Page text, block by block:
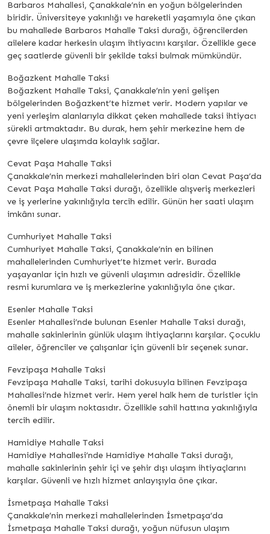
Barbaros Mahallesi, Çanakkale’nin en yoğun bölgelerinden
biridir. Üniversiteye yakınlığı ve hareketli yaşamıyla öne çıkan
bu mahallede Barbaros Mahalle Taksi durağı, öğrencilerden
ailelere kadar herkesin ulaşım ihtiyacını karşılar. Özellikle gece
geç saatlerde güvenli bir şekilde taksi bulmak mümkündür.
Boğazkent Mahalle Taksi
Boğazkent Mahalle Taksi, Çanakkale’nin yeni gelişen
bölgelerinden Boğazkent’te hizmet verir. Modern yapılar ve
yeni yerleşim alanlarıyla dikkat çeken mahallede taksi ihtiyacı
sürekli artmaktadır. Bu durak, hem şehir merkezine hem de
çevre ilçelere ulaşımda kolaylık sağlar.
Cevat Paşa Mahalle Taksi
Çanakkale’nin merkezi mahallelerinden biri olan Cevat Paşa’da
Cevat Paşa Mahalle Taksi durağı, özellikle alışveriş merkezleri
ve iş yerlerine yakınlığıyla tercih edilir. Günün her saati ulaşım
imkânı sunar.
Cumhuriyet Mahalle Taksi
Cumhuriyet Mahalle Taksi, Çanakkale’nin en bilinen
mahallelerinden Cumhuriyet’te hizmet verir. Burada
yaşayanlar için hızlı ve güvenli ulaşımın adresidir. Özellikle
resmi kurumlara ve iş merkezlerine yakınlığıyla öne çıkar.
Esenler Mahalle Taksi
Esenler Mahallesi’nde bulunan Esenler Mahalle Taksi durağı,
mahalle sakinlerinin günlük ulaşım ihtiyaçlarını karşılar. Çocuklu
aileler, öğrenciler ve çalışanlar için güvenli bir seçenek sunar.
Fevzipaşa Mahalle Taksi
Fevzipaşa Mahalle Taksi, tarihi dokusuyla bilinen Fevzipaşa
Mahallesi’nde hizmet verir. Hem yerel halk hem de turistler için
önemli bir ulaşım noktasıdır. Özellikle sahil hattına yakınlığıyla
tercih edilir.
Hamidiye Mahalle Taksi
Hamidiye Mahallesi’nde Hamidiye Mahalle Taksi durağı,
mahalle sakinlerinin şehir içi ve şehir dışı ulaşım ihtiyaçlarını
karşılar. Güvenli ve hızlı hizmet anlayışıyla öne çıkar.
İsmetpaşa Mahalle Taksi
Çanakkale’nin merkezi mahallelerinden İsmetpaşa’da
İsmetpaşa Mahalle Taksi durağı, yoğun nüfusun ulaşım